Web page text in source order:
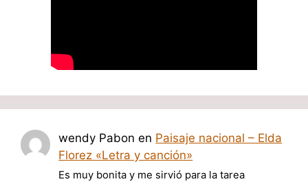
wendy Pabon en Paisaje nacional – Elda
Florez «Letra y canción»
Es muy bonita y me sirvió para la tarea